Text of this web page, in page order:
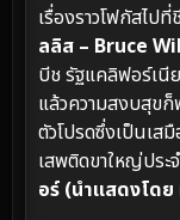
เรื่องราวโฟกัสไป
ลลิส – Bruce
บีช รัฐแคลิฟอร์เนี
แล้วความสงบสุข
ตัวโปรดซึ่งเป็นเส
เสพติดขาใหญ่ปร
อร์ (นำแสดงโดย